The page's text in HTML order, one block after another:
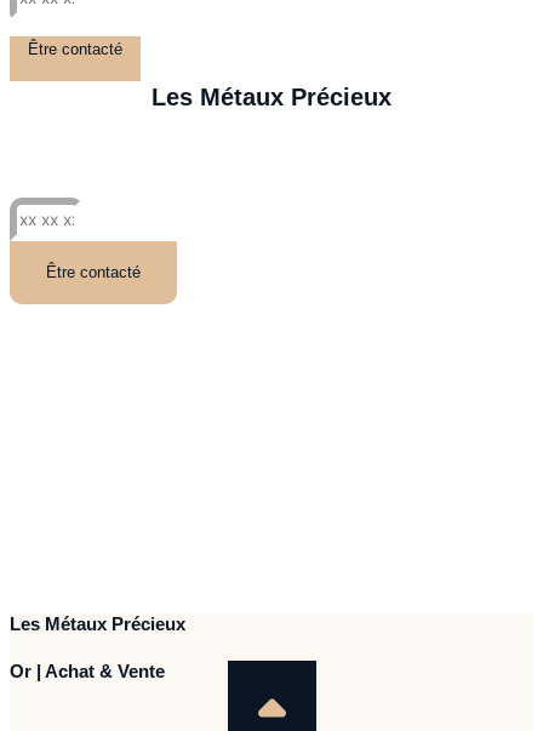
Être contacté
Les Métaux Précieux
Être contacté
Les Métaux Précieux
Or | Achat & Vente